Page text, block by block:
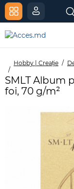
Hobby | Creație
SMLT Album
foi, 70 g/m²